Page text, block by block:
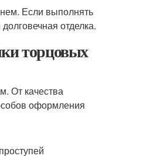
Если выполнять
отделка.
торцовых
От качества
оформления